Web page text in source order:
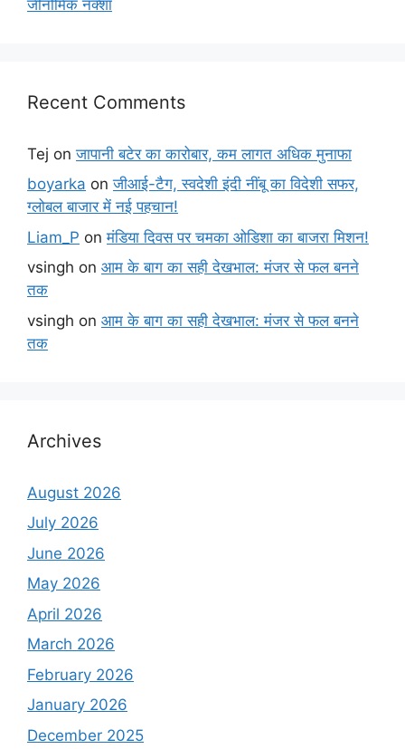
जीनोमिक नक्शा
Recent Comments
Tej onजापानी बटेर का कारोबार, कम लागत अधिक मुनाफा
boyarka onजीआई-टैग, स्वदेशी इंदी नींबू का विदेशी सफर,
ग्लोबल बाजार में नई पहचान!
Liam_P onमंडिया दिवस पर चमका ओडिशा का बाजरा मिशन!
vsingh on आम के बाग का सही देखभाल: मंजर से फल बनने
तक
vsingh on आम के बाग का सही देखभाल: मंजर से फल बनने
तक
Archives
August 2026
July 2026
June 2026
May 2026
April 2026
March 2026
February 2026
January 2026
December 2025